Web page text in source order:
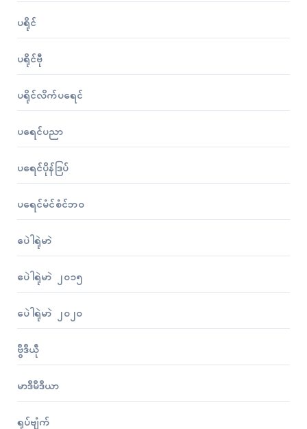
ပရိုၚ်
ပရိုၚ်ဗီု
ပရိုၚ်လိက်ပရေၚ်
ပရေၚ်ပညာ
ပရေၚ်ပိုန်ဒြပ်
ပရေၚ်မံၚ်စံၚ်ဘဝ
ပေဲါရုဲမာဲ
ပေဲါရုဲမာဲ ၂၀၁၅
ပေဲါရုဲမာဲ ၂၀၂၀
ဗွဳဒဳယဵု
မာဒဳမဳဒဳယာ
ရုပ်ဗျံက်